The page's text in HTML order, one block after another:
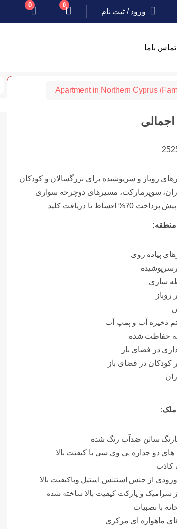
ورود/ ثبت نام
0
0
تماس باما
Apartment in Northern Cyprus
روباز و سرپوشیده برای بزرگسالان و کودکان
سوپرمارکت، مسیرهای دوچرخه سواری
پیاده روی
سازی
روباز
ذخیره آب و پمپ آب
حفاظت شده
در فضای باز
کودکان در فضای باز
ملک:
ساتن ضدآب رنگ شده
های دو جداره پی وی سی با کیفیت بالا
از جنس استنلس استیل وباکیفیت بالا
سرامیک و پارکت کیفیت بالا ساخته شده
با نصبیات
های ماهواره ای مرکزی